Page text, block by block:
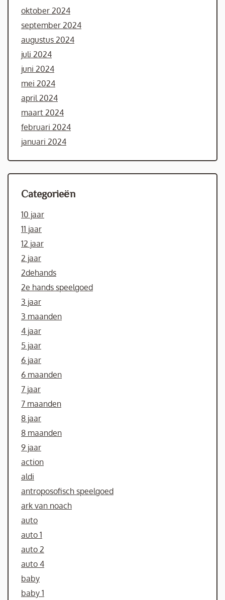
oktober 2024
september 2024
augustus 2024
juli 2024
juni 2024
mei 2024
april 2024
maart 2024
februari 2024
januari 2024
Categorieën
10 jaar
11 jaar
12 jaar
2 jaar
2dehands
2e hands speelgoed
3 jaar
3 maanden
4 jaar
5 jaar
6 jaar
6 maanden
7 jaar
7 maanden
8 jaar
8 maanden
9 jaar
action
aldi
antroposofisch speelgoed
ark van noach
auto
auto 1
auto 2
auto 4
baby
baby 1